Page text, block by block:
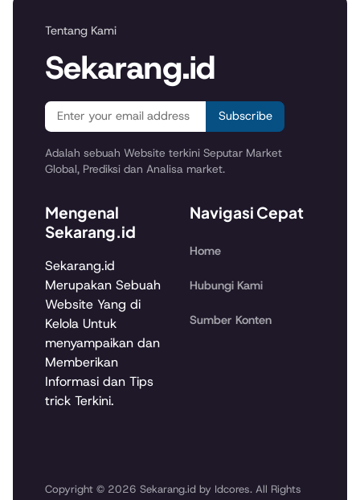
Tentang Kami
Sekarang.id
Subscribe
Adalah sebuah Website terkini Seputar Market
Global, Prediksi dan Analisa market.
Mengenal
Sekarang.id
Sekarang.id
Merupakan Sebuah
Website Yang di
Kelola Untuk
menyampaikan dan
Memberikan
Informasi dan Tips
trick Terkini.
Navigasi Cepat
Home
Hubungi Kami
Sumber Konten
Copyright © 2026 Sekarang.id by Idcores. All Rights